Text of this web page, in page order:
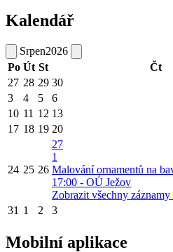
Kalendář
Srpen2026
Po Út St Čt
27 28 29 30
3
4 5 6
10 11 12 13
17 18 19 20
24 25 26
27
1
Malování ornamentů na
17:00 - OÚ Ježov
Zobrazit všechny záznamy
31 1 2 3
Mobilní aplikace